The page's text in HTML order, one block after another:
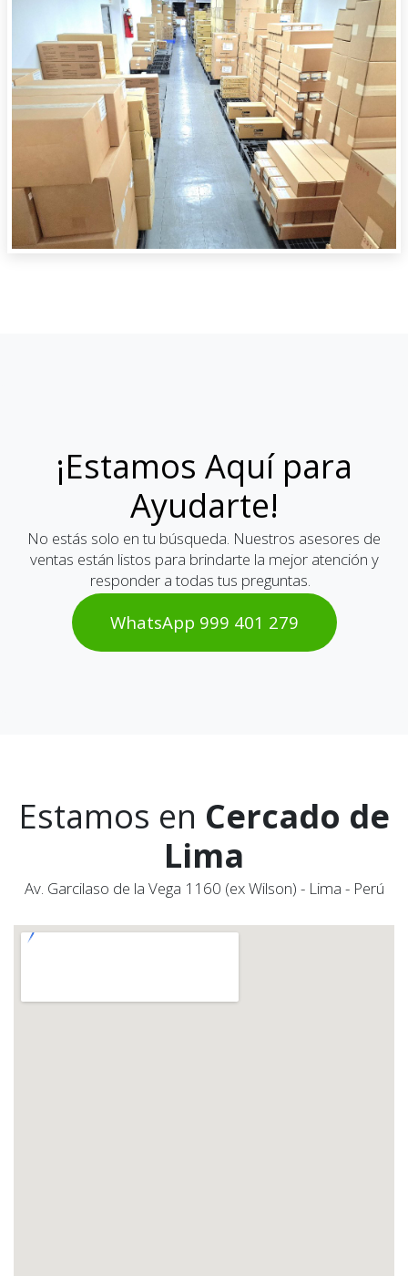
¡Estamos Aquí para
Ayudarte!
No estás solo en tu búsqueda. Nuestros asesores de
ventas están listos para brindarte la mejor atención y
responder a todas tus preguntas.
WhatsAp​​​​p 999 401 2​​79
Estamos en Cercado de
Lima
Av. Garcilaso de la Vega 1160 (ex Wilson) - Lima - Perú